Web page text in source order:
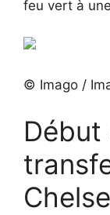
feu vert à
© Imago /
Début